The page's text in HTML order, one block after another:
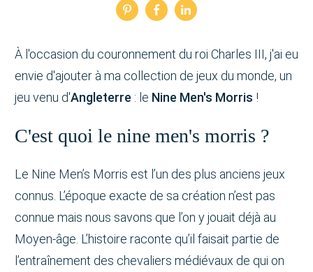
À l'occasion du couronnement du roi Charles III, j'ai eu
envie d'ajouter à ma collection de jeux du monde, un
jeu venu d'Angleterre : le Nine Men's Morris !
C'est quoi le nine men's morris ?
Le Nine Men’s Morris est l’un des plus anciens jeux
connus. L’époque exacte de sa création n’est pas
connue mais nous savons que l’on y jouait déjà au
Moyen-âge. L’histoire raconte qu’il faisait partie de
l’entraînement des chevaliers médiévaux de qui on